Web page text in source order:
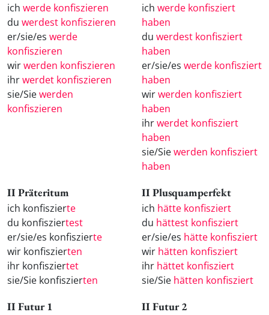
ich werde konfiszieren
du werdest konfiszieren
er/sie/es werde
konfiszieren
wirwerden konfiszieren
ihrwerdet konfiszieren
sie/Siewerden
konfiszieren
ich werde konfisziert
haben
du werdest konfisziert
haben
er/sie/es werde konfisziert
haben
wirwerden konfisziert
haben
ihrwerdet konfisziert
haben
sie/Siewerden konfisziert
haben
II Präteritum
ich konfiszierte
du konfisziertest
er/sie/es konfiszierte
wir konfiszierten
ihr konfisziertet
sie/Sie konfiszierten
II Plusquamperfekt
ich hätte konfisziert
du hättest konfisziert
er/sie/es hätte konfisziert
wir hätten konfisziert
ihr hättet konfisziert
sie/Sie hätten konfisziert
II Futur 1 II Futur 2